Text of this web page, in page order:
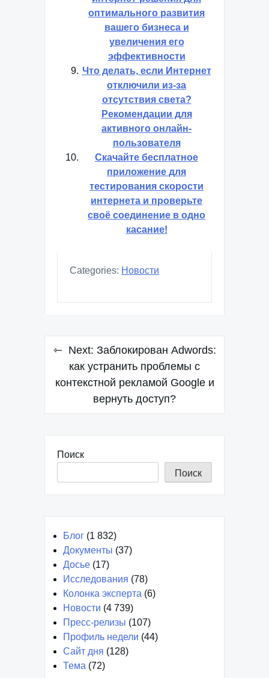
оптимального развития
вашего бизнеса и
увеличения его
эффективности
Что делать, если Интернет
отключили из-за
отсутствия света?
Рекомендации для
активного онлайн-
пользователя
Скачайте бесплатное
приложение для
тестирования скорости
интернета и проверьте
своё соединение в одно
касание!
Categories: Новости
Навигация
записям
Next: Заблокирован Adwords:
как устранить проблемы с
контекстной рекламой Google и
вернуть доступ?
Поиск
Поиск
Блог (1 832)
Документы (37)
Досье (17)
Исследования (78)
Колонка эксперта (6)
Новости (4 739)
Пресс-релизы (107)
Профиль недели (44)
Сайт дня (128)
Тема (72)